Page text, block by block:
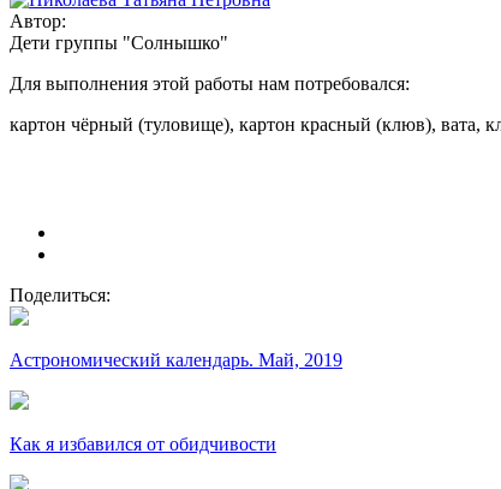
Автор:
Дети группы "Солнышко"
Для выполнения этой работы нам потребовался:
картон чёрный (туловище), картон красный (клюв), вата,
Поделиться:
Астрономический календарь. Май, 2019
Как я избавился от обидчивости